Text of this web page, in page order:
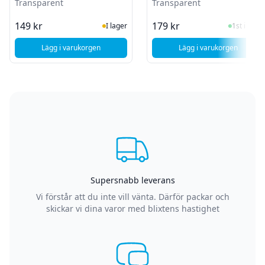
Transparent
149 kr I Lager
I lager
Lägg i varukorgen, Skal för OnePlus Nord CE5 5G / Ace 5 Racing 5G -
Transparent
179 kr I Lager
1st i lager
Lägg i varukorgen
, SiGN Ultra
Supersnabb leverans
Vi förstår att du inte vill vänta. Därför packar och
skickar vi dina varor med blixtens hastighet